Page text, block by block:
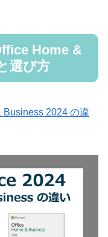
Home &
選び方
Business 2024 の違